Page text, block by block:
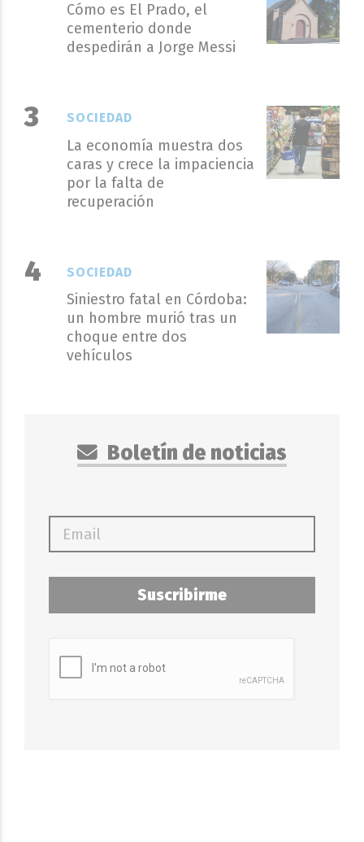
Cómo es El Prado, el
cementerio donde
despedirán a Jorge Messi
La economía muestra dos
caras y crece la impaciencia
por la falta de
recuperación
SOCIEDAD
Siniestro fatal en Córdoba:
un hombre murió tras un
choque entre dos
vehículos
SOCIEDAD
Boletín de noticias
Suscribirme